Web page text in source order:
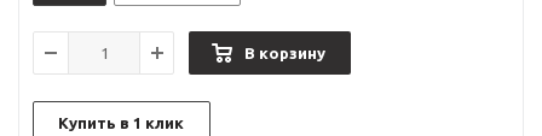
В корзину
Купить в 1 клик